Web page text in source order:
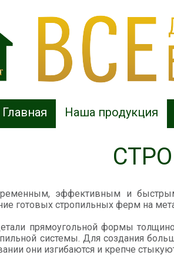
Главная Наша продукция
эффективным и
готовых стропильных ферм на
прямоугольной формы
системы. Для создания
они изгибаются и крепче